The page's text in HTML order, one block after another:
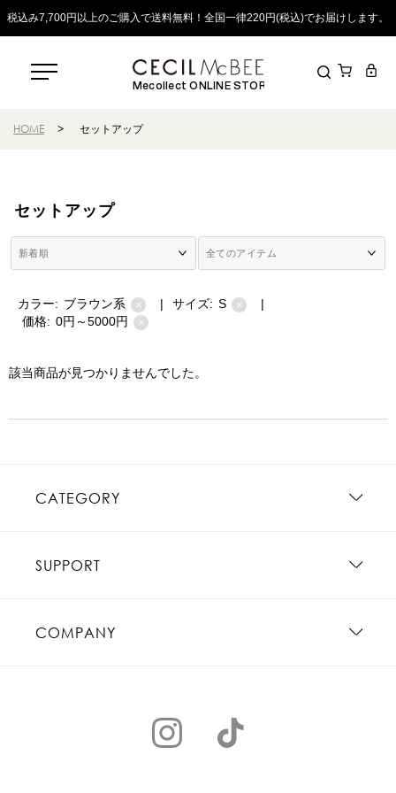
税込み7,700円以上のご購入で送料無料！全国一律220円(税込)でお届けします。
Mecollect ONLINE STORE
HOME > セットアップ
セットアップ
カラー: ブラウン系 × | サイズ: S ×
|
価格: 0円～5000円 ×
該当商品が見つかりませんでした。
CATEGORY
SUPPORT
COMPANY